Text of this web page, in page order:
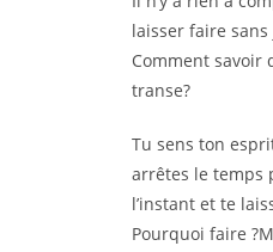
laisser faire
Comment savoir
transe?
Tu sens ton
arrêtes le temps
l’instant et te
Pourquoi faire